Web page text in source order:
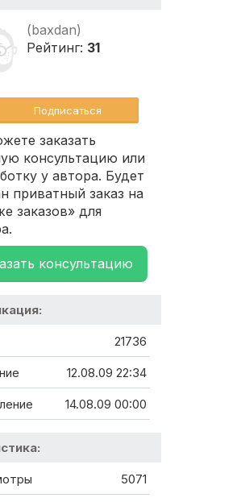
(baxdan)
Рейтинг: 31
Подписаться
заказать
консультацию или
у автора. Будет
приватный заказ на
заказов» для
консультацию
21736
12.08.09 22:34
14.08.09 00:00
5071